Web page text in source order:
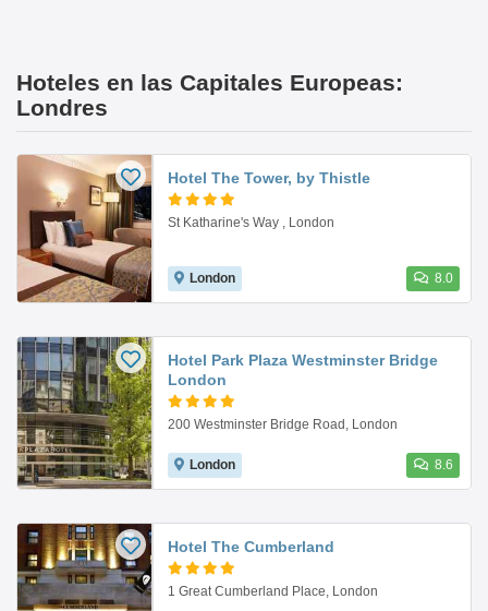
Hoteles en las Capitales Europeas:
Londres
Hotel The Tower, by Thistle
St Katharine's Way , London
London 8.0
Hotel Park Plaza Westminster Bridge
London
200 Westminster Bridge Road, London
London 8.6
Hotel The Cumberland
1 Great Cumberland Place, London